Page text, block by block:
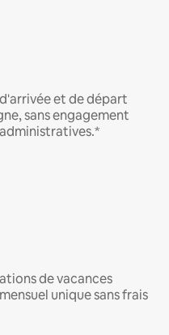
et de départ
sans engagement
de vacances
unique sans frais